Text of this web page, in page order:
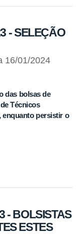
- SELEÇÃO
16/01/2024
das bolsas de
Técnicos
enquanto persistir o
- BOLSISTAS
ESTES